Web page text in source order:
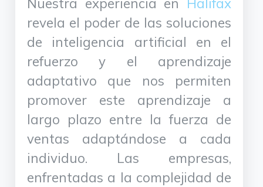
revela el poder de las soluciones
de inteligencia artificial en el
refuerzo y el aprendizaje
adaptativo que nos permiten
promover este aprendizaje a
largo plazo entre la fuerza de
ventas adaptándose a cada
individuo. Las empresas,
enfrentadas a la complejidad de